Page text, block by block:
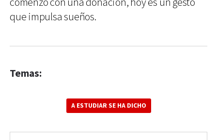
que impulsa sueños.
Temas:
A ESTUDIAR SE HA DICHO